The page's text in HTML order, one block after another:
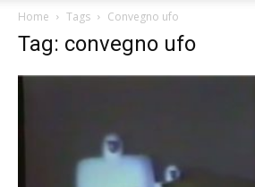
Home Tags Convegno ufo
Tag: convegno ufo